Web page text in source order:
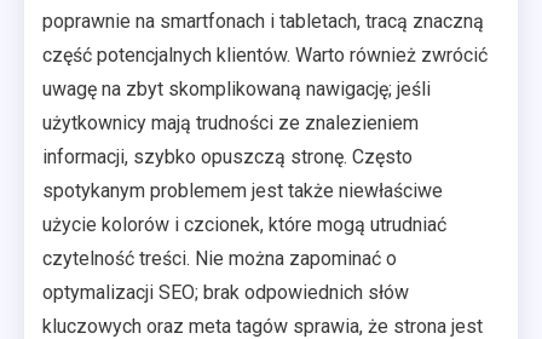
poprawnie na smartfonach i tabletach, tracą znaczną
część potencjalnych klientów. Warto również zwrócić
uwagę na zbyt skomplikowaną nawigację; jeśli
użytkownicy mają trudności ze znalezieniem
informacji, szybko opuszczą stronę. Często
spotykanym problemem jest także niewłaściwe
użycie kolorów i czcionek, które mogą utrudniać
czytelność treści. Nie można zapominać o
optymalizacji SEO; brak odpowiednich słów
kluczowych oraz meta tagów sprawia, że strona jest